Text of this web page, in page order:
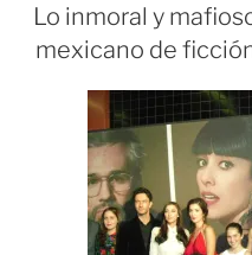
EL
Lo inmoral y
mexicano de